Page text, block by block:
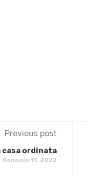
Previous post
casa ordinata
Gennaio 11, 2022